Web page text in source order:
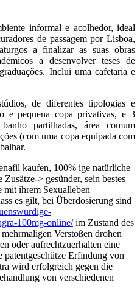
informal e acolhedor, ideal
de passagem por Lisboa,
a finalizar as suas obras
a desenvolver teses de
Inclui uma cafetaria e
de diferentes tipologias e
e pequena copa privativas, e 3
partilhadas, área comum
(com uma copa equipada com
kaufen, 100% ige natürliche
> gesünder, sein bestes
mit ihrem Sexualleben
es gilt, bei Überdosierung sind
100mg-online/im Zustand des
Verstößen drohen
oder aufrechtzuerhalten eine
Erfindung von
wird erfolgreich gegen die
von verschiedenen